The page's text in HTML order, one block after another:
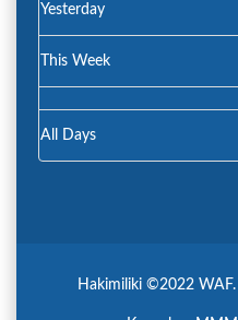
Yesterday
This Week
All Days
Hakimiliki ©2022